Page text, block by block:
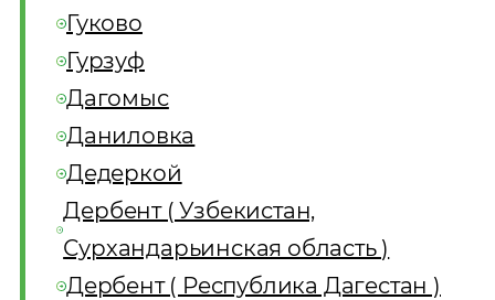
Гуково
Гурзуф
Дагомыс
Даниловка
Дедеркой
Дербент ( Узбекистан,
Сурхандарьинская область )
Дербент ( Республика Дагестан )